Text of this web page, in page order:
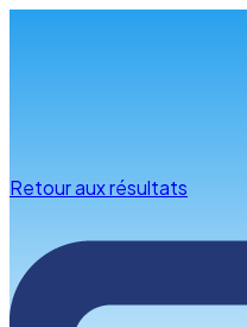
Retour aux résultats